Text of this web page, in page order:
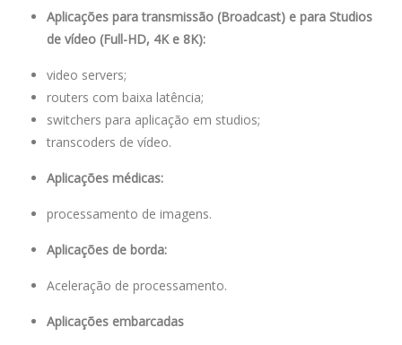
Aplicações para transmissão (Broadcast) e para Studios
de vídeo (Full-HD, 4K e 8K):
video servers;
routers com baixa latência;
switchers para aplicação em studios;
transcoders de vídeo.
Aplicações médicas:
processamento de imagens.
Aplicações de borda:
Aceleração de processamento.
Aplicações embarcadas